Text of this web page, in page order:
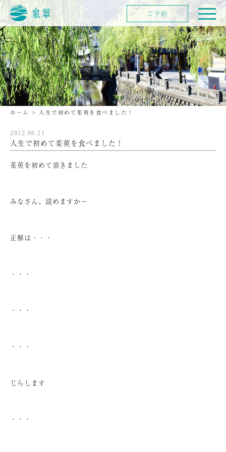
ホーム > 人生で初めて茱萸を食べました！
2012.06.21
人生で初めて茱萸を食べました！
茱萸を初めて頂きました
みなさん、読めますか～
正解は・・・
・・・
・・・
・・・
じらします
・・・
ご予約